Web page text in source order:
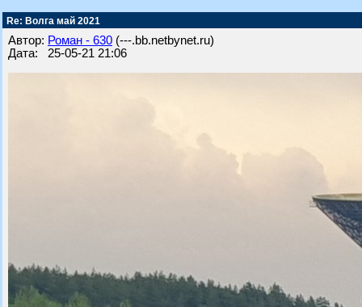
Re: Волга май 2021
Автор: Роман - 630 (---.bb.netbynet.ru)
Дата: 25-05-21 21:06